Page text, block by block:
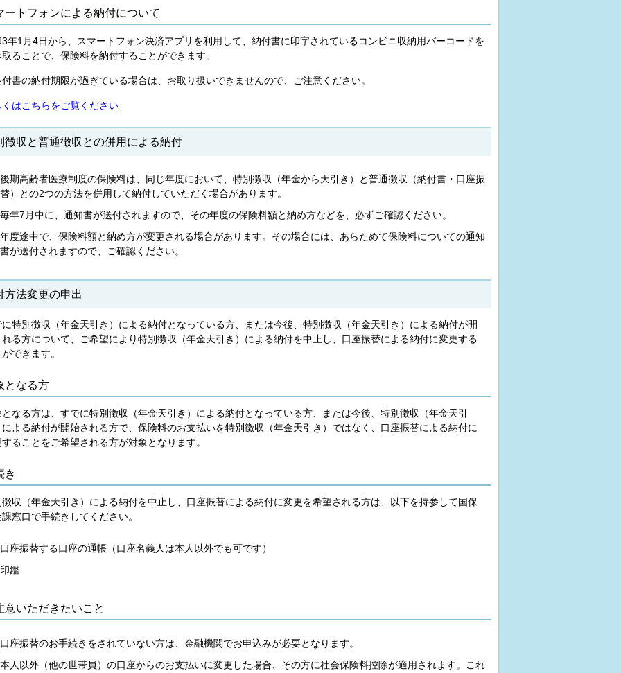
ートフォンによる納付について
3年1月4日から、スマートフォン決済アプリを利用して、納付書に印字されているコンビニ収納用バーコードを
ることで、保険料を納付することができます。
書の納付期限が過ぎている場合は、お取り扱いできませんので、ご注意ください。
くはこちらをご覧ください
徴収と普通徴収との併用による納付
後期高齢者医療制度の保険料は、同じ年度において、特別徴収（年金から天引き）と普通徴収（納付書・口座振
替）との2つの方法を併用して納付していただく場合があります。
毎年7月中に、通知書が送付されますので、その年度の保険料額と納め方などを、必ずご確認ください。
年度途中で、保険料額と納め方が変更される場合があります。その場合には、あらためて保険料についての通知
書が送付されますので、ご確認ください。
方法変更の申出
に特別徴収（年金天引き）による納付となっている方、または今後、特別徴収（年金天引き）による納付が開
れる方について、ご希望により特別徴収（年金天引き）による納付を中止し、口座振替による納付に変更する
できます。
となる方
なる方は、すでに特別徴収（年金天引き）による納付となっている方、または今後、特別徴収（年金天引
による納付が開始される方で、保険料のお支払いを特別徴収（年金天引き）ではなく、口座振替による納付に
ることをご希望される方が対象となります。
き
徴収（年金天引き）による納付を中止し、口座振替による納付に変更を希望される方は、以下を持参して国保
窓口で手続きしてください。
口座振替する口座の通帳（口座名義人は本人以外でも可です）
印鑑
意いただきたいこと
口座振替のお手続きをされていない方は、金融機関でお申込みが必要となります。
本人以外（他の世帯員）の口座からのお支払いに変更した場合、その方に社会保険料控除が適用されます。これ